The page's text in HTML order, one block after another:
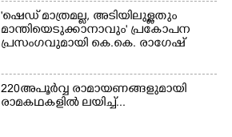
'ഷെഡ് മാത്രമല്ല, അടിയിലുള്ളതും
മാന്തിയെടുക്കാനാവും' പ്രകോപന
പ്രസംഗവുമായി കെ.കെ. രാഗേഷ്
220 അപൂർവ്വ രാമായണങ്ങളുമായി
രാമകഥകളിൽ ലയിച്ച്...